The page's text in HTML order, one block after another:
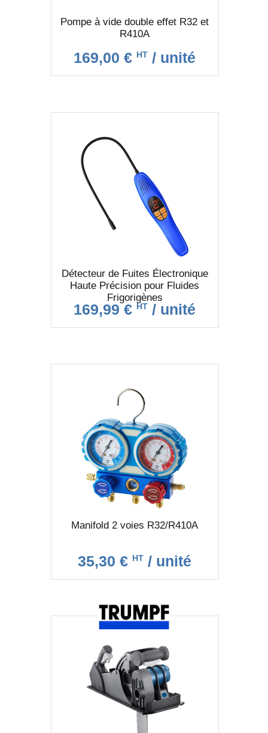
Pompe à vide double effet R32 et
R410A
169,00 € HT / unité
Détecteur de Fuites Électronique
Haute Précision pour Fluides
Frigorigènes
169,99 € HT / unité
Manifold 2 voies R32/R410A
35,30 € HT / unité